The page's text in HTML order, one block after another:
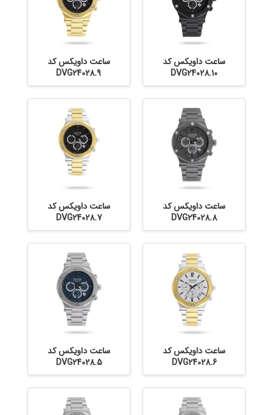
ساعت داویکس کد
DVG24028.10
ساعت داویکس کد
DVG24028.9
ساعت داویکس کد
DVG24028.8
ساعت داویکس کد
DVG24028.7
ساعت داویکس کد
DVG24028.6
ساعت داویکس کد
DVG24028.5